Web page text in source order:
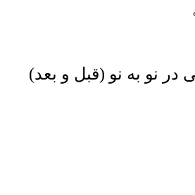
در نو به نو (قبل و بعد)